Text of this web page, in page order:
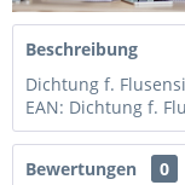
Beschreibung
Dichtung f.
EAN: Dichtung f.
Bewertungen
0